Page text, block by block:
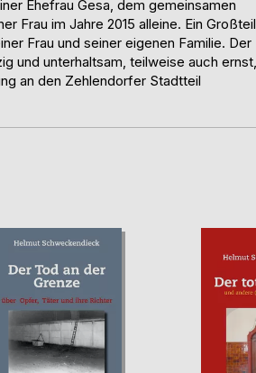
Ehefrau Gesa, dem gemeinsamen
Frau im Jahre 2015 alleine. Ein Großteil
Frau und seiner eigenen Familie. Der
und unterhaltsam, teilweise auch ernst,
an den Zehlendorfer Stadtteil